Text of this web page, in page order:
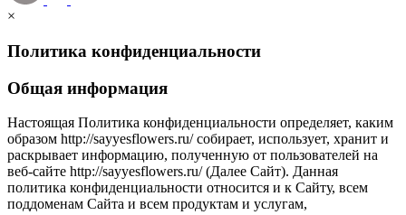
×
Политика конфиденциальности
Общая информация
Настоящая Политика конфиденциальности определяет, каким
образом http://sayyesflowers.ru/ собирает, использует, хранит и
раскрывает информацию, полученную от пользователей на
веб-сайте http://sayyesflowers.ru/ (Далее Cайт). Данная
политика конфиденциальности относится и к Сайту, всем
поддоменам Сайта и всем продуктам и услугам,